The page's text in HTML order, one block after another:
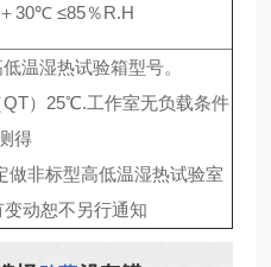
30℃ ≤85％R.H
温湿热试验箱型号。
）25℃.工作室无负载条件
得
做非标型高低温湿热试验室
动恕不另行通知